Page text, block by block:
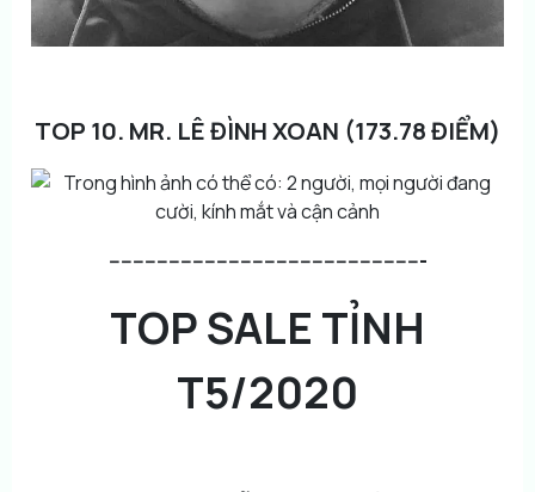
TOP 10. MR. LÊ ĐÌNH XOAN (173.78 ĐIỂM)
-----------------------------------------------------
TOP SALE TỈNH
T5/2020